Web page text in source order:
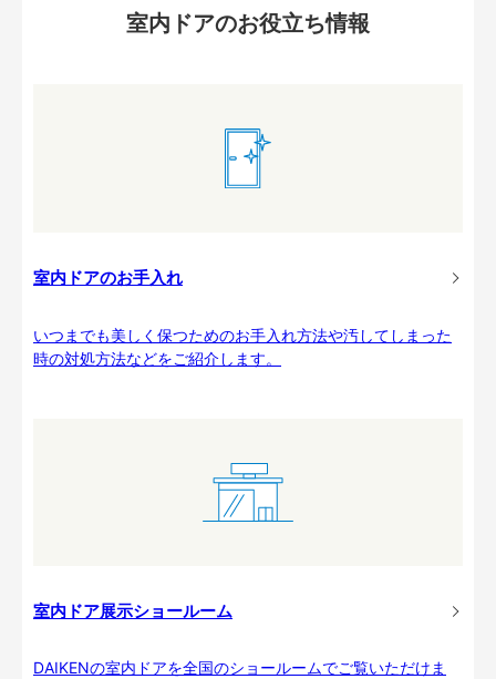
室内ドアのお役立ち情報
室内ドアのお手入れ
いつまでも美しく保つためのお手入れ方法や汚してしまった
時の対処方法などをご紹介します。
室内ドア展示ショールーム
DAIKENの室内ドアを全国のショールームでご覧いただけま